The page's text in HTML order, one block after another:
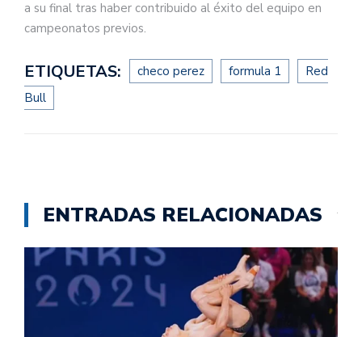
a su final tras haber contribuido al éxito del equipo en
campeonatos previos.
ETIQUETAS: checo perez formula 1
Red
Bull
ENTRADAS RELACIONADAS